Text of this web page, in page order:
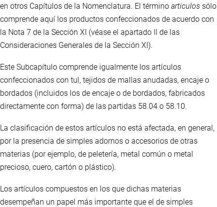
en otros Capítulos de la Nomenclatura. El término artículos sólo
comprende aquí los productos confeccionados de acuerdo con
la Nota 7 de la Sección XI (véase el apartado II de las
Consideraciones Generales de la Sección XI).
Este Subcapítulo comprende igualmente los artículos
confeccionados con tul, tejidos de mallas anudadas, encaje o
bordados (incluidos los de encaje o de bordados, fabricados
directamente con forma) de las partidas 58.04 o 58.10.
La clasificación de estos artículos no está afectada, en general,
por la presencia de simples adornos o accesorios de otras
materias (por ejemplo, de peletería, metal común o metal
precioso, cuero, cartón o plástico).
Los artículos compuestos en los que dichas materias
desempeñan un papel más importante que el de simples